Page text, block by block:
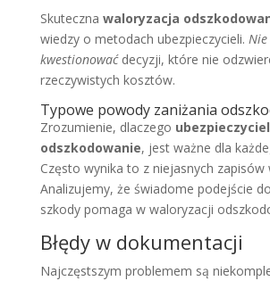
Skuteczna waloryzacja
wiedzy o metodach ubezpieczycieli.
kwestionowaćdecyzji, które nie
rzeczywistych kosztów.
Typowe powody zaniżania
Zrozumienie, dlaczego
odszkodowanie, jest ważne dla
Często wynika to z niejasnych zapisów
Analizujemy, że świadome podejście
szkody pomaga w waloryzacji
Błędy w dokumentacji
Najczęstszym problemem są